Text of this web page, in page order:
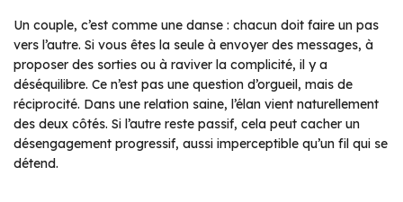
Un couple, c’est comme une danse : chacun doit faire un pas
vers l’autre. Si vous êtes la seule à envoyer des messages, à
proposer des sorties ou à raviver la complicité, il y a
déséquilibre. Ce n’est pas une question d’orgueil, mais de
réciprocité. Dans une relation saine, l’élan vient naturellement
des deux côtés. Si l’autre reste passif, cela peut cacher un
désengagement progressif, aussi imperceptible qu’un fil qui se
détend.